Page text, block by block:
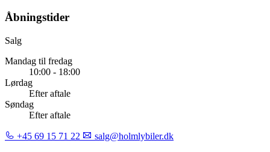
Åbningstider
Salg
Mandag til fredag
10:00 - 18:00
Lørdag
Efter aftale
Søndag
Efter aftale
+45 69 15 71 22
salg@holmlybiler.dk